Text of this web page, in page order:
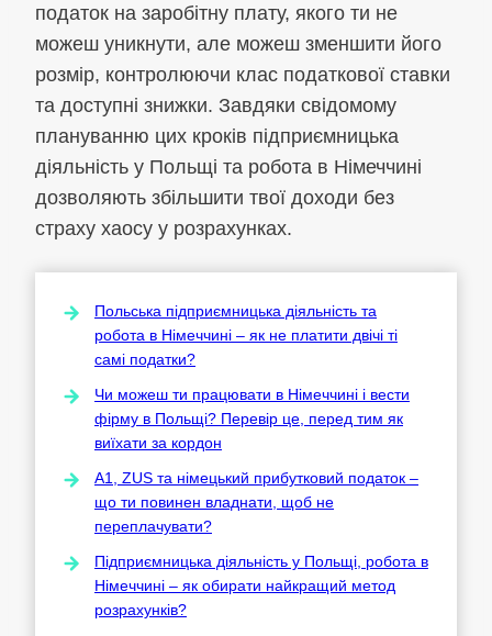
податок на заробітну плату, якого ти не
можеш уникнути, але можеш зменшити його
розмір, контролюючи клас податкової ставки
та доступні знижки. Завдяки свідомому
плануванню цих кроків підприємницька
діяльність у Польщі та робота в Німеччині
дозволяють збільшити твої доходи без
страху хаосу у розрахунках.
Польська підприємницька діяльність та
робота в Німеччині – як не платити двічі ті
самі податки?
Чи можеш ти працювати в Німеччині і вести
фірму в Польщі? Перевір це, перед тим як
виїхати за кордон
A1, ZUS та німецький прибутковий податок –
що ти повинен владнати, щоб не
переплачувати?
Підприємницька діяльність у Польщі, робота в
Німеччині – як обирати найкращий метод
розрахунків?